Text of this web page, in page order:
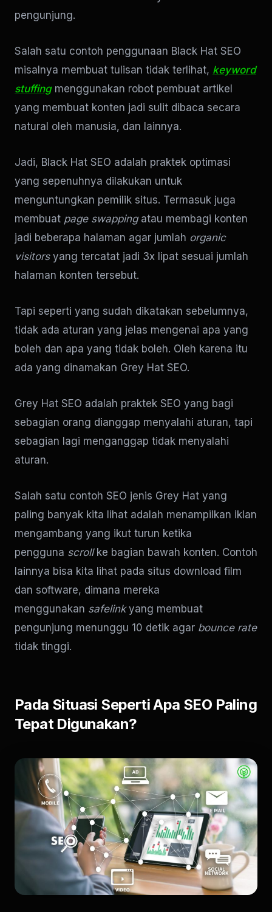
pengunjung.
Salah satu contoh penggunaan Black Hat SEO
misalnya membuat tulisan tidak terlihat, keyword
stuffingmenggunakan robot pembuat artikel
yang membuat konten jadi sulit dibaca secara
natural oleh manusia, dan lainnya.
Jadi, Black Hat SEO adalah praktek optimasi
yang sepenuhnya dilakukan untuk
menguntungkan pemilik situs. Termasuk juga
membuat page swappingatau membagi konten
jadi beberapa halaman agar jumlah organic
visitorsyang tercatat jadi 3x lipat sesuai jumlah
halaman konten tersebut.
Tapi seperti yang sudah dikatakan sebelumnya,
tidak ada aturan yang jelas mengenai apa yang
boleh dan apa yang tidak boleh. Oleh karena itu
ada yang dinamakan Grey Hat SEO.
Grey Hat SEO adalah praktek SEO yang bagi
sebagian orang dianggap menyalahi aturan, tapi
sebagian lagi menganggap tidak menyalahi
aturan.
Salah satu contoh SEO jenis Grey Hat yang
paling banyak kita lihat adalah menampilkan iklan
mengambang yang ikut turun ketika
pengguna scrollke bagian bawah konten. Contoh
lainnya bisa kita lihat pada situs download film
dan software, dimana mereka
menggunakan safelinkyang membuat
pengunjung menunggu 10 detik agar bounce rate
tidak tinggi.
Pada Situasi Seperti Apa SEO Paling
Tepat Digunakan?